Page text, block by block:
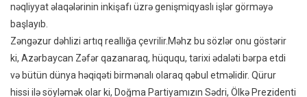
nəqliyyat əlaqələrinin inkişafı üzrə genişmiqyaslı işlər görməyə
başlayıb.
Zəngəzur dəhlizi artıq reallığa çevrilir.Məhz bu sözlər onu göstərir
ki, Azərbaycan Zəfər qazanaraq, hüququ, tarixi ədaləti bərpa etdi
və bütün dünya həqiqəti birmənalı olaraq qəbul etməlidir. Qürur
hissi ilə söyləmək olar ki, Doğma Partiyamızın Sədri, Ölkə Prezidenti